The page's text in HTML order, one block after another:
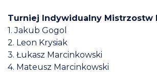
Turniej Indywidualny Mistrzostw
1. Jakub Gogol
2. Leon Krysiak
3. Łukasz Marcinkowski
4. Mateusz Marcinkowski